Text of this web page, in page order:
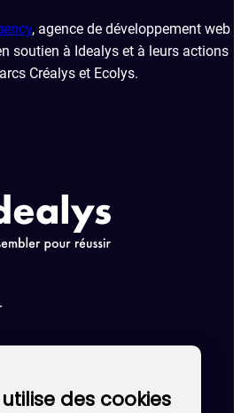
, agence de développement web
soutien à Idealys et à leurs actions
Créalys et Ecolys.
des cookies